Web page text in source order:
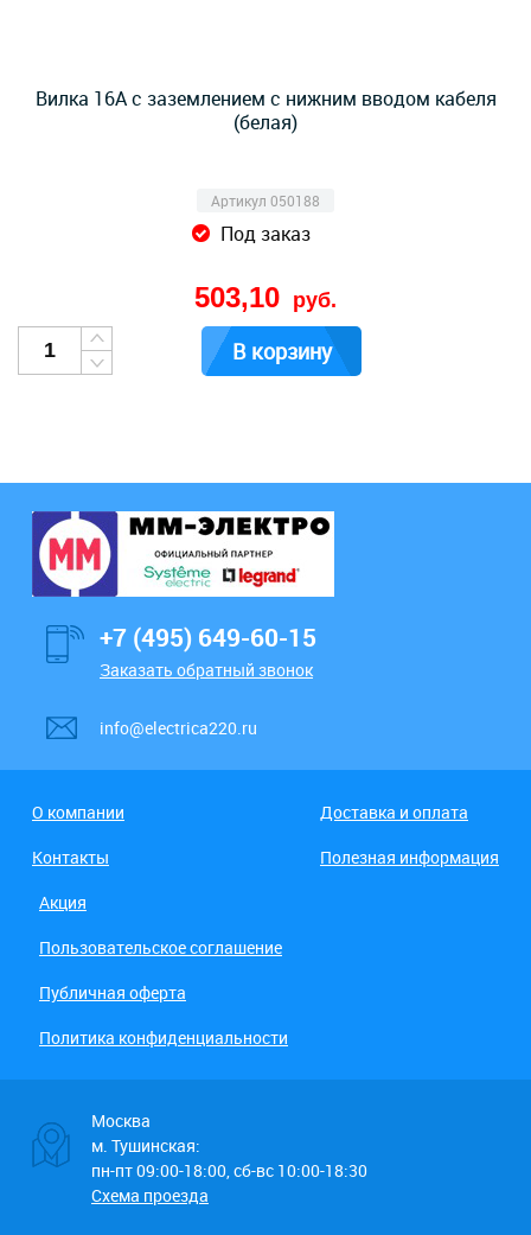
Вилка 16А с заземлением с нижним вводом кабеля
(белая)
Артикул 050188
Под заказ
503,10 руб.
В корзину
+7 (495) 649-60-15
Заказать обратный звонок
info@electrica220.ru
О компании
Доставка и оплата
Контакты
Полезная информация
Акция
Пользовательское соглашение
Публичная оферта
Политика конфиденциальности
Москва
м. Тушинская:
пн-пт 09:00-18:00, сб-вс 10:00-18:30
Схема проезда